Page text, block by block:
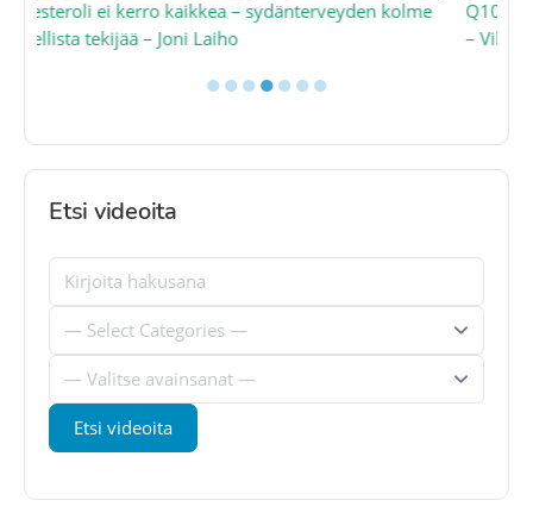
kolme
Q10: Mitokondrioiden moottoriöljy ja energian avain
– Ville Pöntynen
●●●●●●●
Etsi videoita